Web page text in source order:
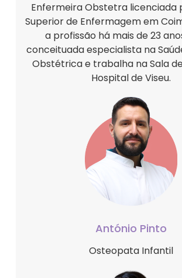
Enfermeira Obstetra licenciada
Superior de Enfermagem em
a profissão há mais de 23
conceituada especialista na
Obstétrica e trabalha na Sala
Hospital de Viseu.
António Pinto
Osteopata Infantil